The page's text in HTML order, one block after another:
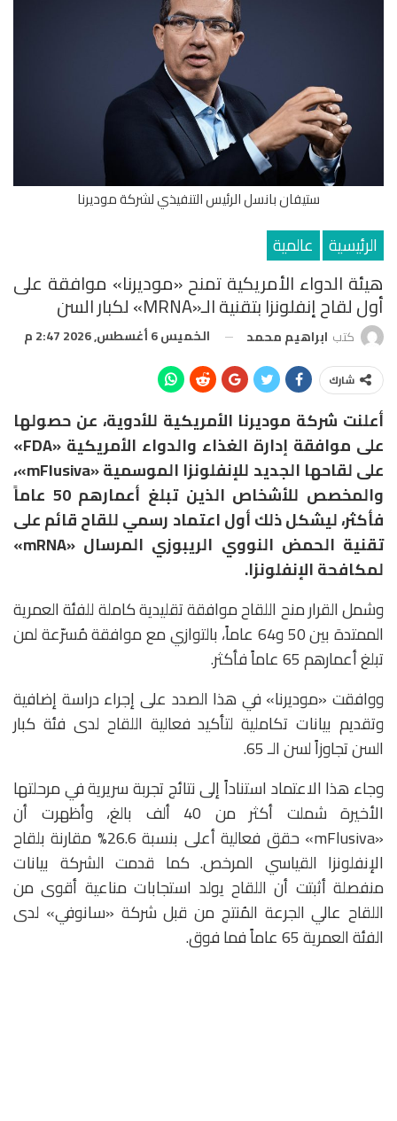
ستيفان بانسل الرئيس التنفيذي لشركة موديرنا
الرئيسية عالمية
هيئة الدواء الأمريكية تمنح «موديرنا» موافقة على
أول لقاح إنفلونزا بتقنية الـ«mRNA» لكبار السن
كتب ابراهيم محمد الخميس 6 أغسطس, 2026 2:47 م
شارك
أعلنت شركة موديرنا الأمريكية للأدوية، عن حصولها
على موافقة إدارة الغذاء والدواء الأمريكية «FDA»
على لقاحها الجديد للإنفلونزا الموسمية «mFlusiva»،
والمخصص للأشخاص الذين تبلغ أعمارهم 50 عاماً
فأكثر، ليشكل ذلك أول اعتماد رسمي للقاح قائم على
تقنية الحمض النووي الريبوزي المرسال «mRNA»
لمكافحة الإنفلونزا.
وشمل القرار منح اللقاح موافقة تقليدية كاملة للفئة العمرية
الممتدة بين 50 و64 عاماً، بالتوازي مع موافقة مُسرّعة لمن
تبلغ أعمارهم 65 عاماً فأكثر.
ووافقت «موديرنا» في هذا الصدد على إجراء دراسة إضافية
وتقديم بيانات تكاملية لتأكيد فعالية اللقاح لدى فئة كبار
السن تجاوزاً لسن الـ 65.
وجاء هذا الاعتماد استناداً إلى نتائج تجربة سريرية في مرحلتها
الأخيرة شملت أكثر من 40 ألف بالغ، وأظهرت أن
«mFlusiva» حقق فعالية أعلى بنسبة 26.6% مقارنة بلقاح
الإنفلونزا القياسي المرخص. كما قدمت الشركة بيانات
منفصلة أثبتت أن اللقاح يولد استجابات مناعية أقوى من
اللقاح عالي الجرعة المُنتج من قبل شركة «سانوفي» لدى
الفئة العمرية 65 عاماً فما فوق.